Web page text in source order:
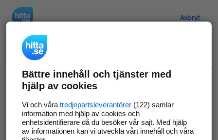
Avbryt
Verifiera ditt företag
Gör som 69 529företag
företagssida på hitta.se och syns bättre mot
kunder i ditt närområde. Helt kostnadsfritt.
Bättre innehåll och tjänster med
hjälp av cookies
Vi och våra tredjepartsleverantörer(122) samlar
information med hjälp av cookies och
enhetsidentifierare då du besöker vår sajt. Med hjälp
av informationen kan vi utveckla vårt innehåll och våra